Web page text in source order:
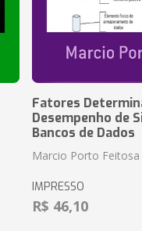
Fatores
Desempenho de
Bancos de Dados
Marcio Porto Feitosa
IMPRESSO
R$ 46,10